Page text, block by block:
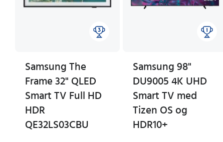
Samsung The
Frame 32" QLED
Smart TV Full HD
HDR
QE32LS03CBU
Samsung 98"
DU9005 4K UHD
Smart TV med
Tizen OS og
HDR10+